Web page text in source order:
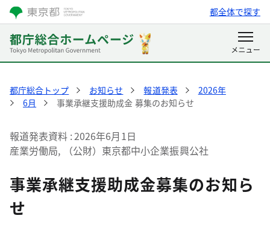
都全体で探す
都庁総合トップ お知らせ 報道発表
2026年
6月
事業承継支援助成金 募集のお知らせ
報道発表資料 2026年6月1日
産業労働局, （公財）東京都中小企業振興公社
事業承継支援助成金募集のお知ら
せ